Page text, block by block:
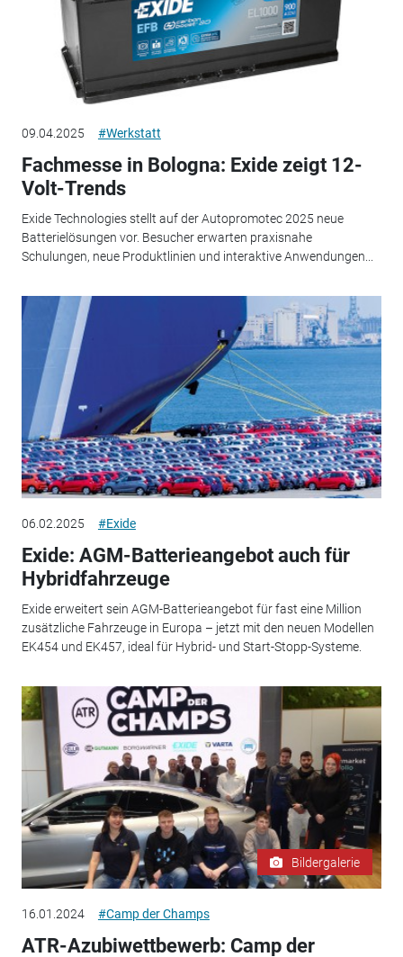
09.04.2025 #Werkstatt
Fachmesse in Bologna: Exide zeigt 12-
Volt-Trends
Exide Technologies stellt auf der Autopromotec 2025 neue
Batterielösungen vor. Besucher erwarten praxisnahe
Schulungen, neue Produktlinien und interaktive Anwendungen...
06.02.2025 #Exide
Exide: AGM-Batterieangebot auch für
Hybridfahrzeuge
Exide erweitert sein AGM-Batterieangebot für fast eine Million
zusätzliche Fahrzeuge in Europa – jetzt mit den neuen Modellen
EK454 und EK457, ideal für Hybrid- und Start-Stopp-Systeme.
Bildergalerie
16.01.2024 #Camp der Champs
ATR-Azubiwettbewerb: Camp der